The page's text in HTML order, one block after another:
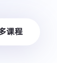
课程